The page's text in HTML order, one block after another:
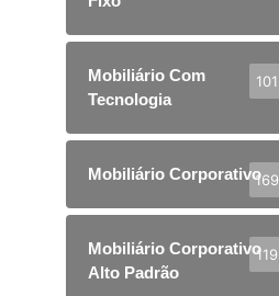
Mobiliário Com
Tecnologia
101
Mobiliário Corporativo169
Mobiliário Corporativo
Alto Padrão
119